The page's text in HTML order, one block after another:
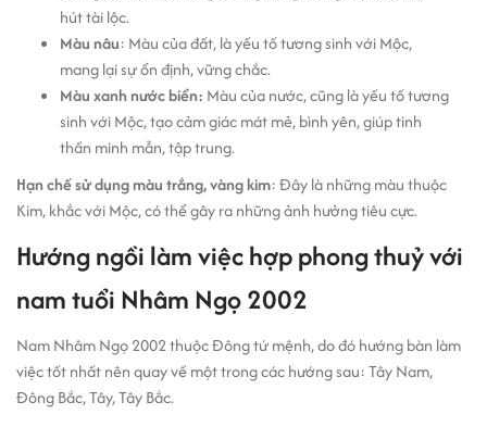
hút tài lộc.
Màu nâu: Màu của đất, là yếu tố tương sinh với Mộc,
mang lại sự ổn định, vững chắc.
Màu xanh nước biển: Màu của nước, cũng là yếu tố tương
sinh với Mộc, tạo cảm giác mát mẻ, bình yên, giúp tinh
thần minh mẫn, tập trung.
Hạn chế sử dụng màu trắng, vàng kim: Đây là những màu thuộc
Kim, khắc với Mộc, có thể gây ra những ảnh hưởng tiêu cực.
Hướng ngồi làm việc hợp phong thuỷ với
nam tuổi Nhâm Ngọ 2002
Nam Nhâm Ngọ 2002 thuộc Đông tứ mệnh, do đó hướng bàn làm
việc tốt nhất nên quay về một trong các hướng sau: Tây Nam,
Đông Bắc, Tây, Tây Bắc.